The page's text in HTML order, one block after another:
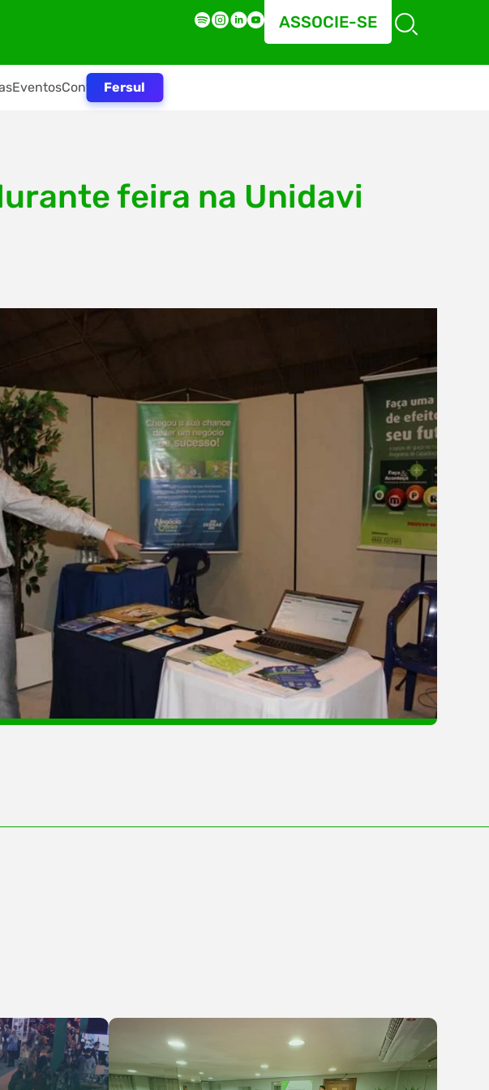
ASSOCIE-SE
EventosContatoFersul
feira na Unidavi